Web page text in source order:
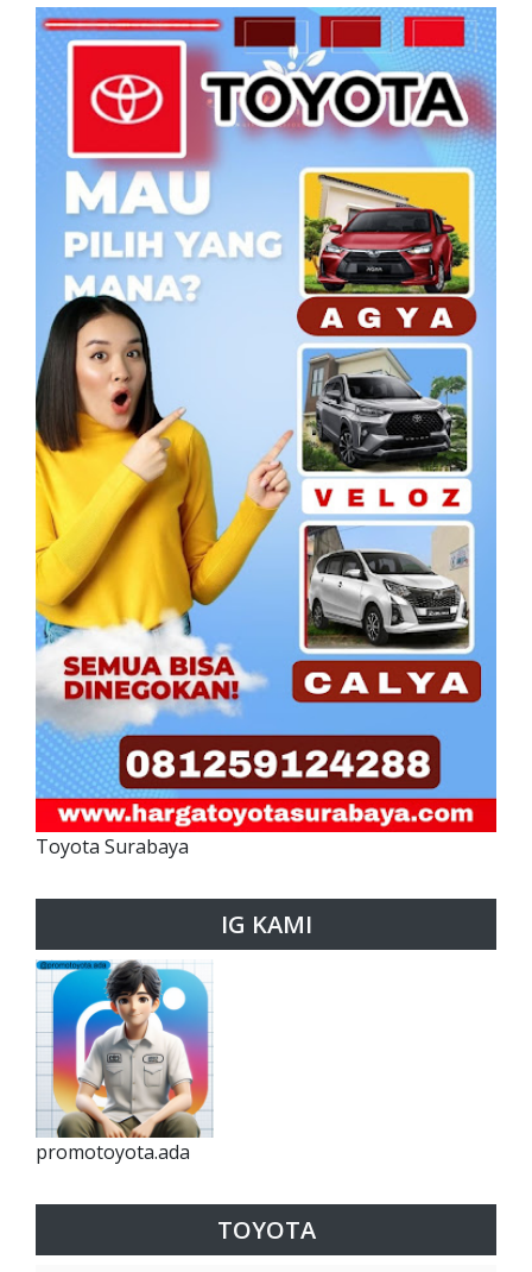
Toyota Surabaya
IG KAMI
promotoyota.ada
TOYOTA